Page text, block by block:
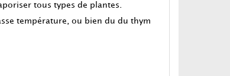
tous types de plantes.
température, ou bien du du thym